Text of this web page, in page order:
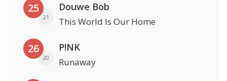
25
21
Douwe Bob
This World Is Our Home
26
20
P!NK
Runaway